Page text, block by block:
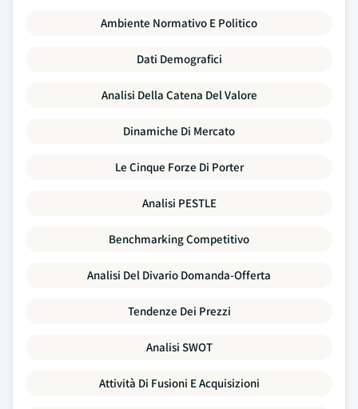
Ambiente Normativo E Politico
Dati Demografici
Analisi Della Catena Del Valore
Dinamiche Di Mercato
Le Cinque Forze Di Porter
Analisi PESTLE
Benchmarking Competitivo
Analisi Del Divario Domanda-Offerta
Tendenze Dei Prezzi
Analisi SWOT
Attività Di Fusioni E Acquisizioni